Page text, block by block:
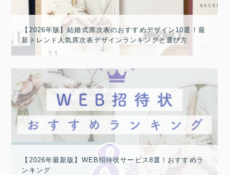
【2026年版】結婚式席次表のおすすめデザイン10選！最
新トレンド人気席次表デザインランキングと選び方
【2026年最新版】WEB招待状サービス8選！おすすめラ
ンキング